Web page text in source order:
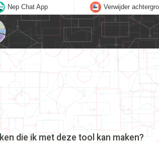
Nep Chat App Verwijder
die ik met deze tool kan maken?